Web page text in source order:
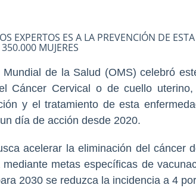
EXPERTOS ES A LA PREVENCIÓN DE
MUJERES
Mundial de la Salud (OMS) celebró
Cáncer Cervical o de cuello
y el tratamiento de esta
día de acción desde 2020.
acelerar la eliminación del cáncer
metas específicas de
2030 se reduzca la incidencia a 4